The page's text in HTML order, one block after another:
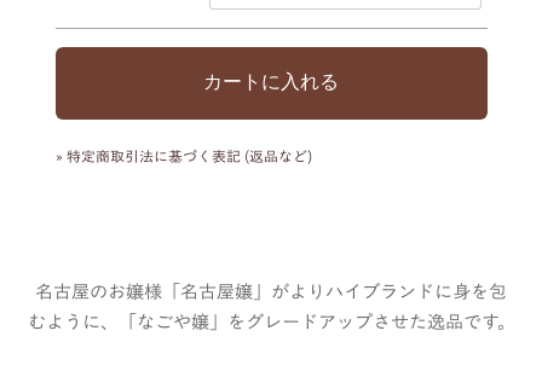
» 特定商取引法に基づく表記 (返品など)
名古屋のお嬢様「名古屋嬢」がよりハイブランドに身を包
むように、「なごや嬢」をグレードアップさせた逸品です。